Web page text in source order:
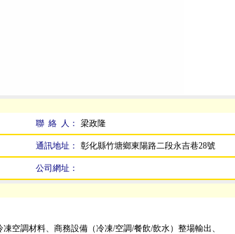
聯 絡 人： 梁政隆
通訊地址： 彰化縣竹塘鄉東陽路二段永吉巷28號
公司網址：
空調材料、商務設備（冷凍/空調/餐飲/飲水）整場輸出、